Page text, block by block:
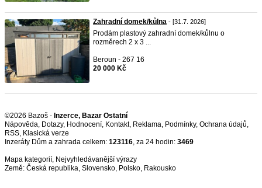
Zahradní domek/kůlna - [31.7. 2026]
Prodám plastový zahradní domek/kůlnu o
rozměrech 2 x 3 ...
Beroun - 267 16
20 000 Kč
©2026 Bazoš - Inzerce, Bazar Ostatní
Nápověda, Dotazy, Hodnocení, Kontakt, Reklama, Podmínky, Ochrana údajů,
RSS,
Inzeráty Dům a zahrada celkem: 123116, za 24 hodin: 3469
Mapa kategorií, Nejvyhledávanější výrazy
Země: Česká republika, Slovensko, Polsko, Rakousko